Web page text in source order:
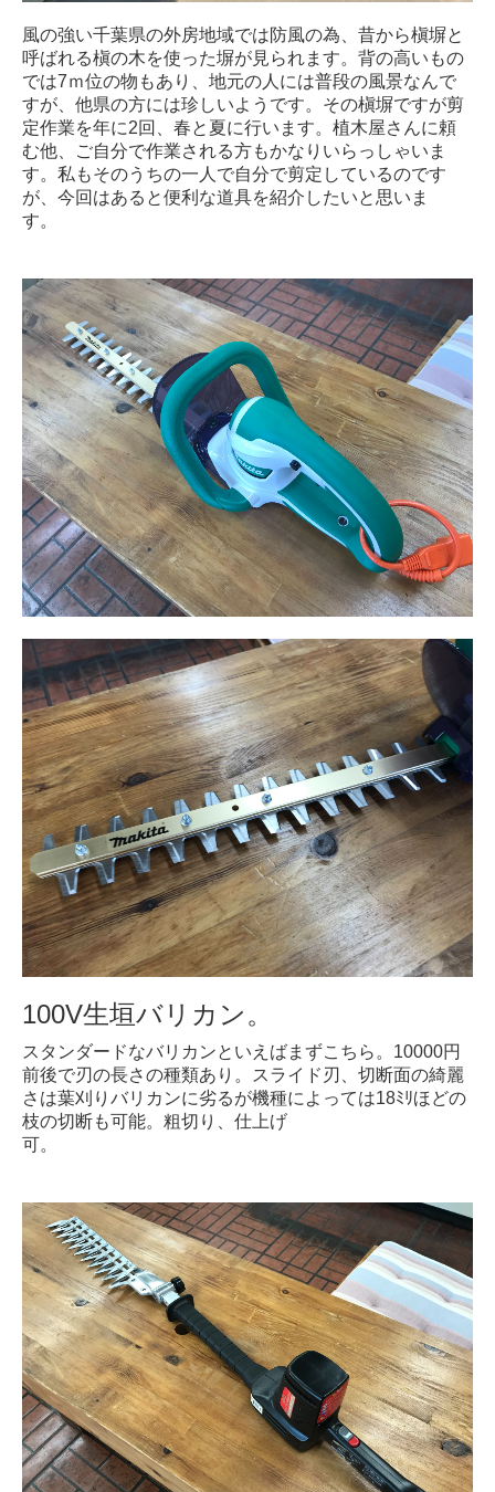
風の強い千葉県の外房地域では防風の為、昔から槇塀と
呼ばれる槇の木を使った塀が見られます。背の高いもの
では7ｍ位の物もあり、地元の人には普段の風景なんで
すが、他県の方には珍しいようです。その槇塀ですが剪
定作業を年に2回、春と夏に行います。植木屋さんに頼
む他、ご自分で作業される方もかなりいらっしゃいま
す。私もそのうちの一人で自分で剪定しているのです
が、今回はあると便利な道具を紹介したいと思いま
す。
100V生垣バリカン。
スタンダードなバリカンといえばまずこちら。10000円
前後で刃の長さの種類あり。スライド刃、切断面の綺麗
さは葉刈りバリカンに劣るが機種によっては18ﾐﾘほどの
枝の切断も可能。粗切り、仕上げ
可。